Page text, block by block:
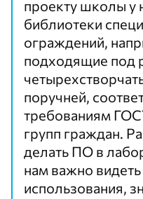
проекту школы у
библиотеки
ограждений,
подходящие под
поручней,
требованиям
групп граждан.
делать ПО в
нам важно видеть
использования,